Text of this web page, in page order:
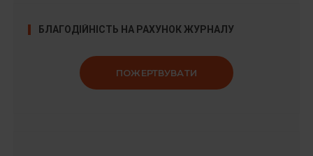
БЛАГОДІЙНІСТЬ НА РАХУНОК ЖУРНАЛУ
ПОЖЕРТВУВАТИ